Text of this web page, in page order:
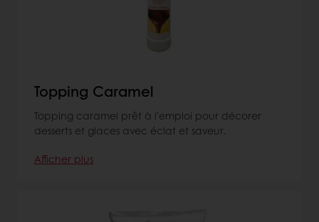
Topping Caramel
Topping caramel prêt à l'emploi pour décorer
desserts et glaces avec éclat et saveur.
Afficher plus